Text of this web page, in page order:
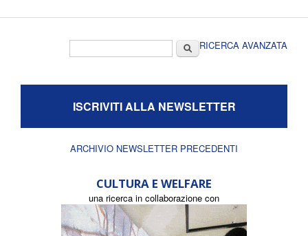
CercaRICERCA AVANZATA
ISCRIVITI ALLA NEWSLETTER
ARCHIVIO NEWSLETTER PRECEDENTI
CULTURA E WELFARE
una ricerca in collaborazione con